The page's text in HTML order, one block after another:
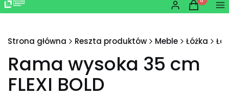
Zaloguj się
Produkty
Koszyk
Strona główna Reszta produktów Meble Łóżka
Rama wysoka 35 cm
FLEXI BOLD